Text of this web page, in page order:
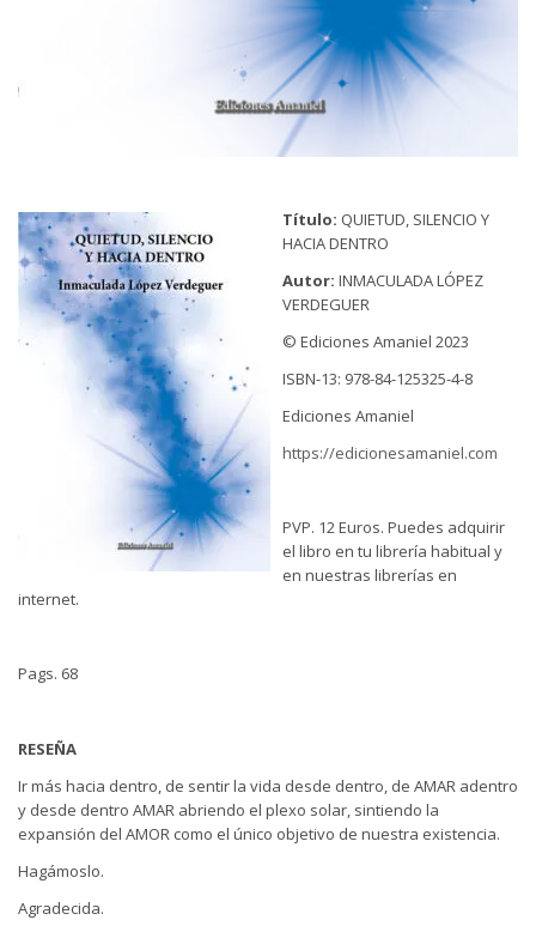
Título: QUIETUD, SILENCIO Y
HACIA DENTRO
Autor: INMACULADA LÓPEZ
VERDEGUER
© Ediciones Amaniel 2023
ISBN-13: 978-84-125325-4-8
Ediciones Amaniel
https://edicionesamaniel.com
PVP. 12 Euros. Puedes adquirir
el libro en tu librería habitual y
en nuestras librerías en
internet.
Pags. 68
RESEÑA
Ir más hacia dentro, de sentir la vida desde dentro, de AMAR adentro
y desde dentro AMAR abriendo el plexo solar, sintiendo la
expansión del AMOR como el único objetivo de nuestra existencia.
Hagámoslo.
Agradecida.